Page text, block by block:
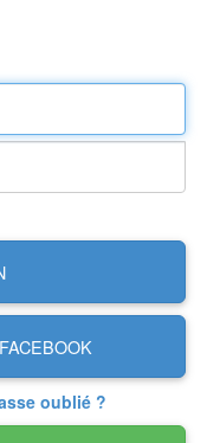
oublié ?